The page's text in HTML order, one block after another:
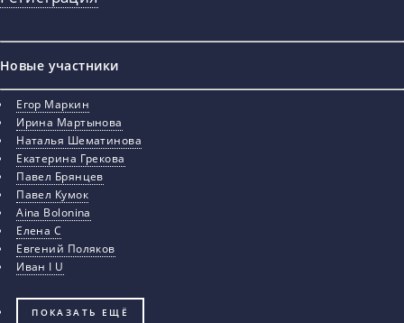
Новые участники
Егор Маркин
Ирина Мартынова
Наталья Шематинова
Екатерина Грекова
Павел Брянцев
Павел Кумок
Aina Bolonina
Елена С
Евгений Поляков
Иван I U
ПОКАЗАТЬ ЕЩЁ